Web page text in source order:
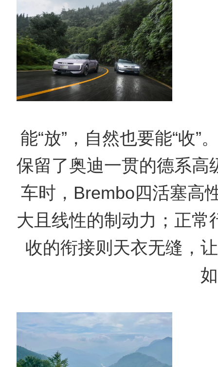
能“放”，自然也要能“收
保留了奥迪一贯的德系高
车时，Brembo四活塞高
大且线性的制动力；正
收的衔接则天衣无缝，